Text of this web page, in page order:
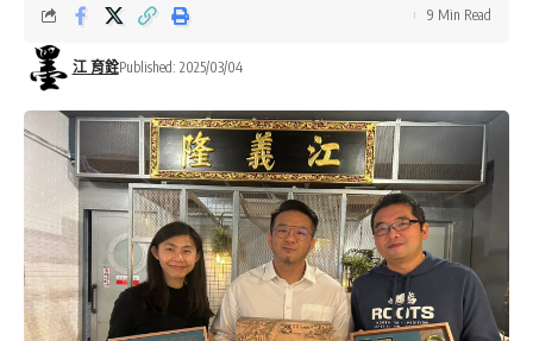
江 育銓Published: 2025/03/04
9 Min Read